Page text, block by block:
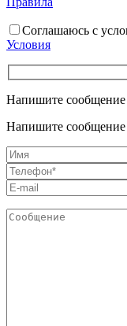
Соглашаюсь с
Условия
Напишите сообщение
Напишите сообщение